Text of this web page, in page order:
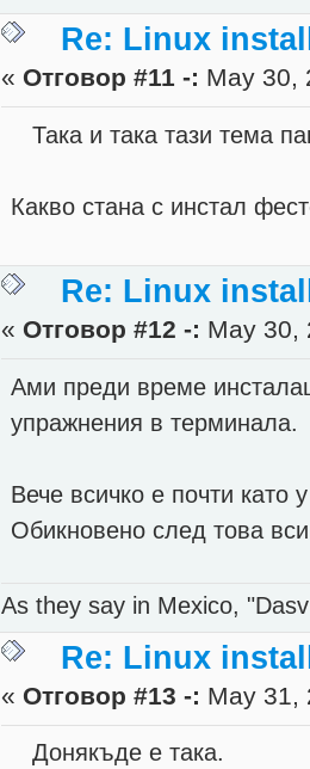
Re: Linux
« Отговор #11 -: May 30,
Така и така тази тема
Какво стана с инстал
Re: Linux
« Отговор #12 -: May 30,
Ами преди време
упражнения в терминала.
Вече всичко е почти
Обикновено след това
As they say in Mexico,
Re: Linux
« Отговор #13 -: May 31,
Донякъде е така.